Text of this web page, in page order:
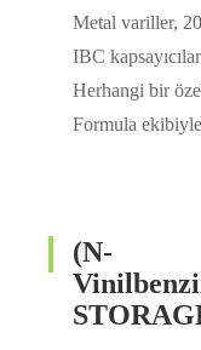
Metal variller,
IBC
Herhangi bir
Formula
(N-